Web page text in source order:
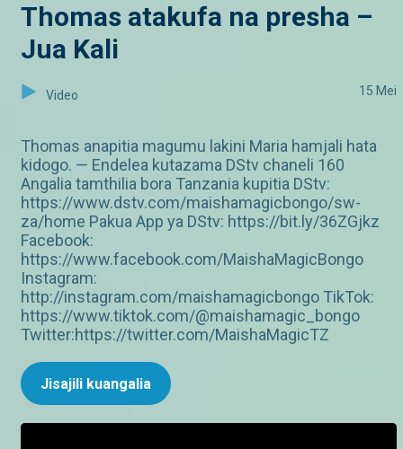
Thomas atakufa na presha –
Jua Kali
Video 15 Mei
Thomas anapitia magumu lakini Maria hamjali hata
kidogo. — Endelea kutazama DStv chaneli 160
Angalia tamthilia bora Tanzania kupitia DStv:
https://www.dstv.com/maishamagicbongo/sw-
za/home Pakua App ya DStv: https://bit.ly/36ZGjkz
Facebook:
https://www.facebook.com/MaishaMagicBongo
Instagram:
http://instagram.com/maishamagicbongo TikTok:
https://www.tiktok.com/@maishamagic_bongo
Twitter:https://twitter.com/MaishaMagicTZ
Jisajili kuangalia